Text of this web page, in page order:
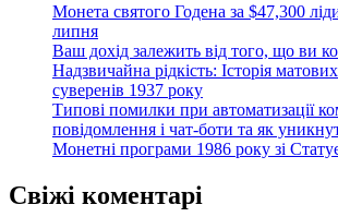
Монета святого Годена за $47,300
липня
Ваш дохід залежить від того, що ви
Надзвичайна рідкість: Історія
суверенів 1937 року
Типові помилки при автоматизації
повідомлення і чат-боти та як
Монетні програми 1986 року зі
Свіжі коментарі